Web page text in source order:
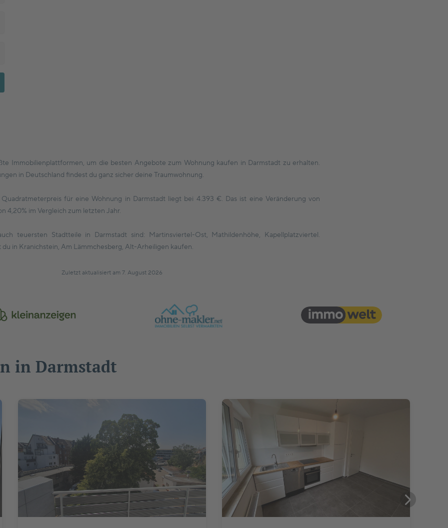
Immobilienplattformen, um die besten Angebote zum Wohnung kaufen in Darmstadt zu erhalten.
in Deutschland findest du ganz sicher deine Traumwohnung.
für eine Wohnung in Darmstadt liegt bei 4.393 €. Das ist eine Veränderung von
4,20% im Vergleich zum letzten Jahr.
teuersten Stadtteile in Darmstadt sind: Martinsviertel-Ost, Mathildenhöhe, Kapellplatzviertel.
in Kranichstein, Am Lämmchesberg, Alt-Arheiligen kaufen.
Zuletzt aktualisiert am 7. August 2026
in Darmstadt